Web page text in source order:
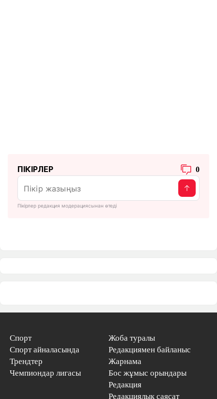
ПІКІРЛЕР 0
Пікірлер редакция модерациясынан өтеді
Спорт
Спорт айналасында
Трендтер
Чемпиондар лигасы
Жоба туралы
Редакциямен байланыс
Жарнама
Бос жұмыс орындары
Редакция
Редакциялық саясат